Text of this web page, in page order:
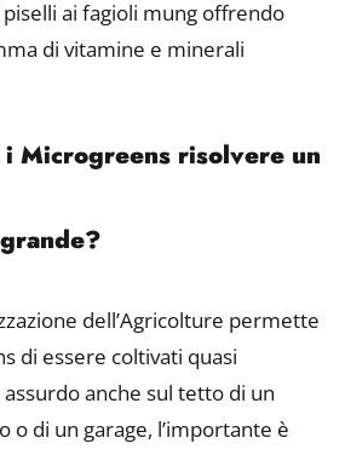
ai fagioli mung offrendo
di vitamine e minerali
i Microgreens risolvere un
dell’Agricolture permette
di essere coltivati quasi
anche sul tetto di un
o di un garage, l’importante è